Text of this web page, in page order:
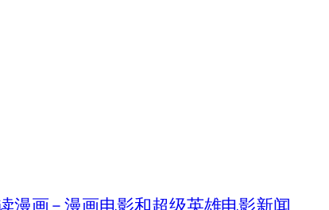
漫画 – 漫画电影和超级英雄电影新闻